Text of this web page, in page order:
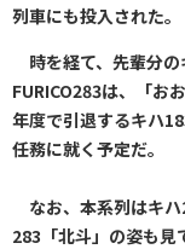
列車にも投入された。
時を経て、先輩分の
FURICO283は、「お
年度で引退するキハ
任務に就く予定だ。
なお、本系列はキ
283「北斗」の姿も